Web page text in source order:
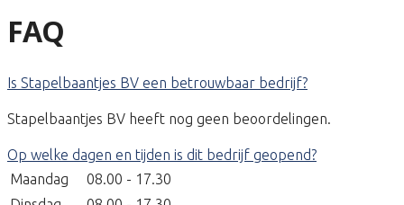
FAQ
Is Stapelbaantjes BV een betrouwbaar bedrijf?
Stapelbaantjes BV heeft nog geen beoordelingen.
Op welke dagen en tijden is dit bedrijf geopend?
Maandag
08.00 - 17.30